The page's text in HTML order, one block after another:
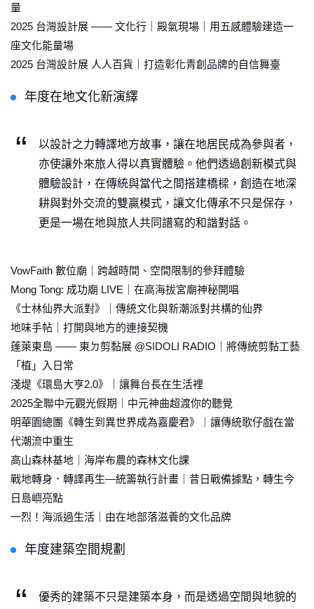
量
2025 台灣設計展 —— 文化行｜殿氣現場｜用五感體驗建造一
座文化能量場
2025 台灣設計展 人人百貨｜打造彰化青創品牌的自信舞臺
年度在地文化新演繹
以設計之力轉譯地方故事，讓在地居民成為參與者，
亦使讓外來旅人得以真實體驗。他們透過創新模式與
體驗設計，在傳統與當代之間搭建橋樑，創造在地深
耕與對外交流的雙贏模式，讓文化傳承不只是保存，
更是一場在地與旅人共同譜寫的和諧對話。
VowFaith 數位廟｜跨越時間、空間限制的參拜體驗
Mong Tong: 成功廟 LIVE｜在高海拔宮廟神秘開唱
《士林仙界大派對》｜傳統文化與新潮派對共構的仙界
地味手帖｜打開與地方的連接契機
蓬萊東島 —— 東ㄉ剪黏展 @SIDOLI RADIO｜將傳統剪黏工藝
「植」入日常
淺堤《環島大亨2.0》｜讓舞台長在生活裡
2025全聯中元觀光假期｜中元神曲超渡你的聽覺
明華園總團《轉生到異世界成為嘉慶君》｜讓傳統歌仔戲在當
代潮流中重生
高山森林基地｜海岸布農的森林文化課
戰地轉身．轉譯再生—統籌執行計畫｜昔日戰備據點，轉生今
日島嶼亮點
一烈！海派過生活｜由在地部落滋養的文化品牌
年度建築空間規劃
優秀的建築不只是建築本身，而是透過空間與地貌的